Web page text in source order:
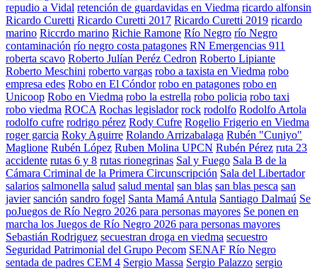
repudio a Vidal retención de guardavidas en Viedma ricardo alfonsin
Ricardo Curetti Ricardo Curetti 2017 Ricardo Curetti 2019 ricardo
marino Riccrdo marino Richie Ramone Río Negro río Negro
contaminación río negro costa patagones RN Emergencias 911
roberta scavo Roberto Julían Peréz Cedron Roberto Lipiante
Roberto Meschini roberto vargas robo a taxista en Viedma robo
empresa edes Robo en El Cóndor robo en patagones robo en
Unicoop Robo en Viedma robo la estrella robo policia robo taxi
robo viedma ROCA Rochas legislador rock rodolfo Rodolfo Artola
rodolfo cufre rodrigo pérez Rody Cufre Rogelio Frigerio en Viedma
roger garcia Roky Aguirre Rolando Arrizabalaga Rubén "Cuniyo"
Maglione Rubén López Ruben Molina UPCN Rubén Pérez ruta 23
accidente rutas 6 y 8 rutas rionegrinas Sal y Fuego Sala B de la
Cámara Criminal de la Primera Circunscripción Sala del Libertador
salarios salmonella salud salud mental san blas san blas pesca san
javier sanción sandro fogel Santa Mamá Antula Santiago Dalmaú Se
poJuegos de Río Negro 2026 para personas mayores Se ponen en
marcha los Juegos de Río Negro 2026 para personas mayores
Sebastián Rodriguez secuestran droga en viedma secuestro
Seguridad Patrimonial del Grupo Pecom SENAF Río Negro
sentada de padres CEM 4 Sergio Massa Sergio Palazzo sergio